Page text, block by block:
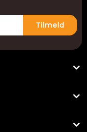
Tilmeld